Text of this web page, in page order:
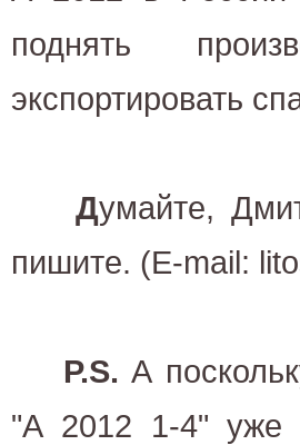
поднять
экспортировать
Думайте,
пишите. (E-mail:
P.S. А
"А 2012 1-4" уже